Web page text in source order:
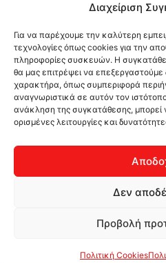
Διαχείριση
Για να παρέχουμε την καλύτερη
τεχνολογίες όπως cookies για την
πληροφορίες συσκευών. Η
θα μας επιτρέψει να
χαρακτήρα, όπως συμπεριφορά
αναγνωριστικά σε αυτόν τον
ανάκληση της συγκατάθεσης, μπορεί
ορισμένες λειτουργίες και
Δεν
Προβολή
Πολιτική Cookies